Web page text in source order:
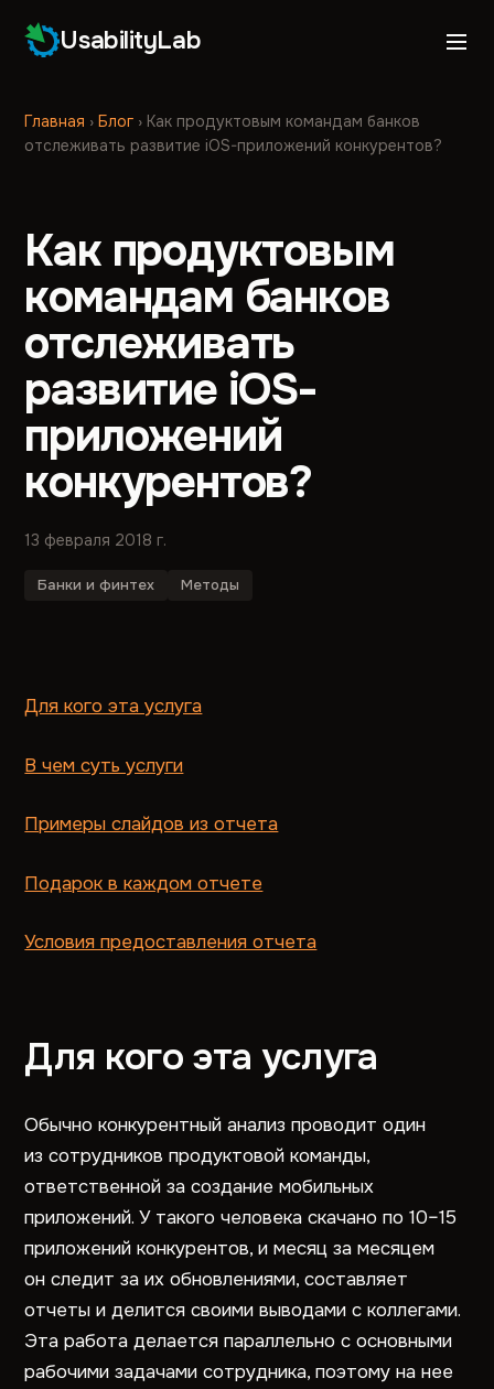
UsabilityLab
Главная ›Блог › Как продуктовым командам банков
отслеживать развитие iOS-приложений конкурентов?
Как продуктовым
командам банков
отслеживать
развитие iOS-
приложений
конкурентов?
13 февраля 2018 г.
Банки и финтех Методы
Для кого эта услуга
В чем суть услуги
Примеры слайдов из отчета
Подарок в каждом отчете
Условия предоставления отчета
Для кого эта услуга
Обычно конкурентный анализ проводит один
из сотрудников продуктовой команды,
ответственной за создание мобильных
приложений. У такого человека скачано по 10–15
приложений конкурентов, и месяц за месяцем
он следит за их обновлениями, составляет
отчеты и делится своими выводами с коллегами.
Эта работа делается параллельно с основными
рабочими задачами сотрудника, поэтому на нее